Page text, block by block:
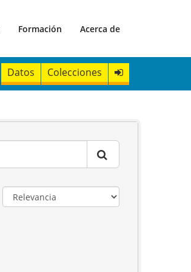
Formación Acerca de
Datos Colecciones